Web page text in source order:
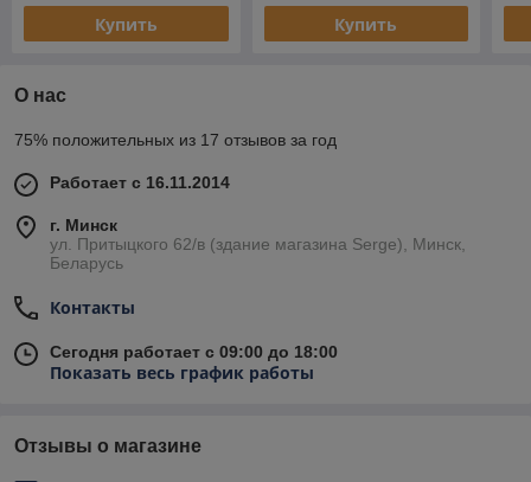
Купить Купить
О нас
75% положительных из 17 отзывов за год
Работает с 16.11.2014
г. Минск
ул. Притыцкого 62/в (здание магазина Serge), Минск,
Беларусь
Контакты
Сегодня работает с 09:00 до 18:00
Показать весь график работы
Отзывы о магазине